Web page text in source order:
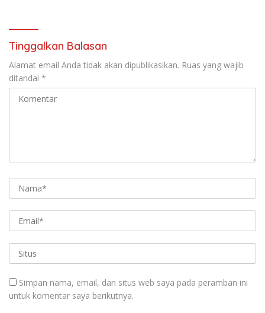
Tinggalkan Balasan
Alamat email Anda tidak akan dipublikasikan. Ruas yang wajib
ditandai *
Simpan nama, email, dan situs web saya pada peramban ini
untuk komentar saya berikutnya.